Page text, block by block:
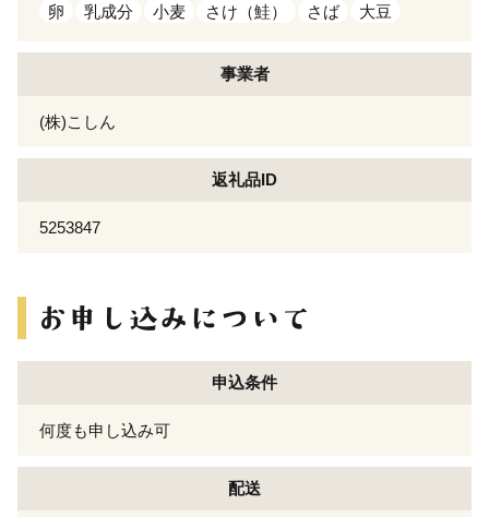
卵 乳成分 小麦 さけ（鮭） さば 大豆
事業者
(株)こしん
返礼品ID
5253847
申込条件
何度も申し込み可
配送